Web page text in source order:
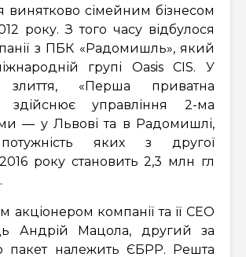
винятково сімейним бізнесом
року. З того часу відбулося
з ПБК «Радомишль», який
групі Oasis CIS. У
злиття, «Перша приватна
здійснює управління 2-ма
— у Львові та в Радомишлі,
яких з другої
року становить 2,3 млн гл
акціонером компанії та її СЕО
Андрій Мацола, другий за
пакет належить ЄБРР. Решта